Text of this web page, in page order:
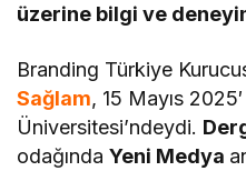
üzerine bilgi ve
Branding Türkiye
Sağlam, 15 Mayıs
Üniversitesi’ndeydi.
odağındaYeni Medya